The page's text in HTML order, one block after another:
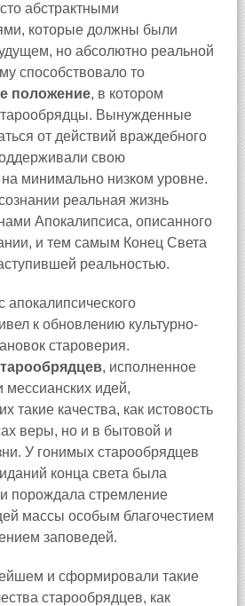
абстрактными
которые должны были
но абсолютно реальной
способствовало то
положение, в котором
Вынужденные
от действий враждебного
свою
минимально низком уровне.
реальная жизнь
Апокалипсиса, описанного
и тем самым Конец Света
реальностью.
апокалипсического
к обновлению культурно-
староверия.
, исполненное
мессианских идей,
такие качества, как истовость
веры, но и в бытовой и
У гонимых старообрядцев
конца света была
порождала стремление
массы особым благочестием
заповедей.
и сформировали такие
старообрядцев, как